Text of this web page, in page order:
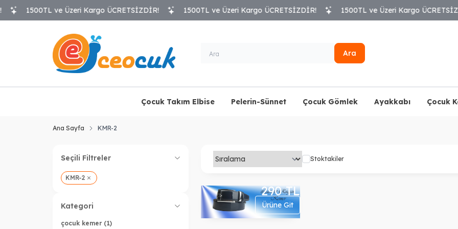
1500TL ve Üzeri Kargo ÜCRETSİZDİR! 1500TL ve Üzeri Kargo ÜCRETSİZDİR! 1500TL ve Üzeri Kargo
Ara
Çocuk Takım Elbise Pelerin-Sünnet Çocuk Gömlek Ayakkabı Çocuk
Ana Sayfa KMR-2
Seçili Filtreler
KMR-2
Kategori
çocuk kemer (1)
Stoktakiler
290TL
Ürüne Git